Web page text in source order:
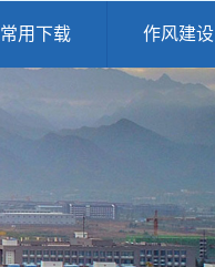
常用下载 作风建设